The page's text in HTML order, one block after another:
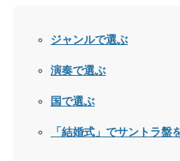
ジャンルで選ぶ
演奏で選ぶ
国で選ぶ
「結婚式」でサントラ盤